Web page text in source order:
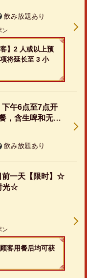
飲み放題あり
ン
】2 人或以上预
将延长至 3 小
下午6点至7点开
，含生啤和无限
飲み放題あり
前一天【限时】☆
光☆
ン
客用餐后均可获
する